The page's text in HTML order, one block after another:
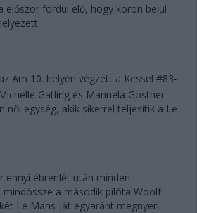
először fordul elő, hogy körön belül
Am 10. helyén végzett a Kessel #83-
Gatling és Manuela Gostner
női egység, akik sikerrel teljesítik a Le
ennyi ébrenlét után minden
a második pilóta Woolf
Le Mans-ját egyaránt megnyeri.